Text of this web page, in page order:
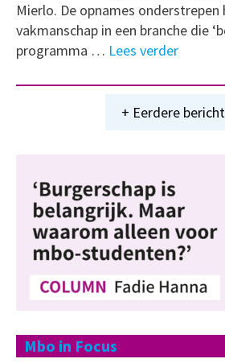
Mierlo. De opnames onderstrepen
vakmanschap in een branche die
programma … Lees verder
+ Eerdere
Mbo in Focus